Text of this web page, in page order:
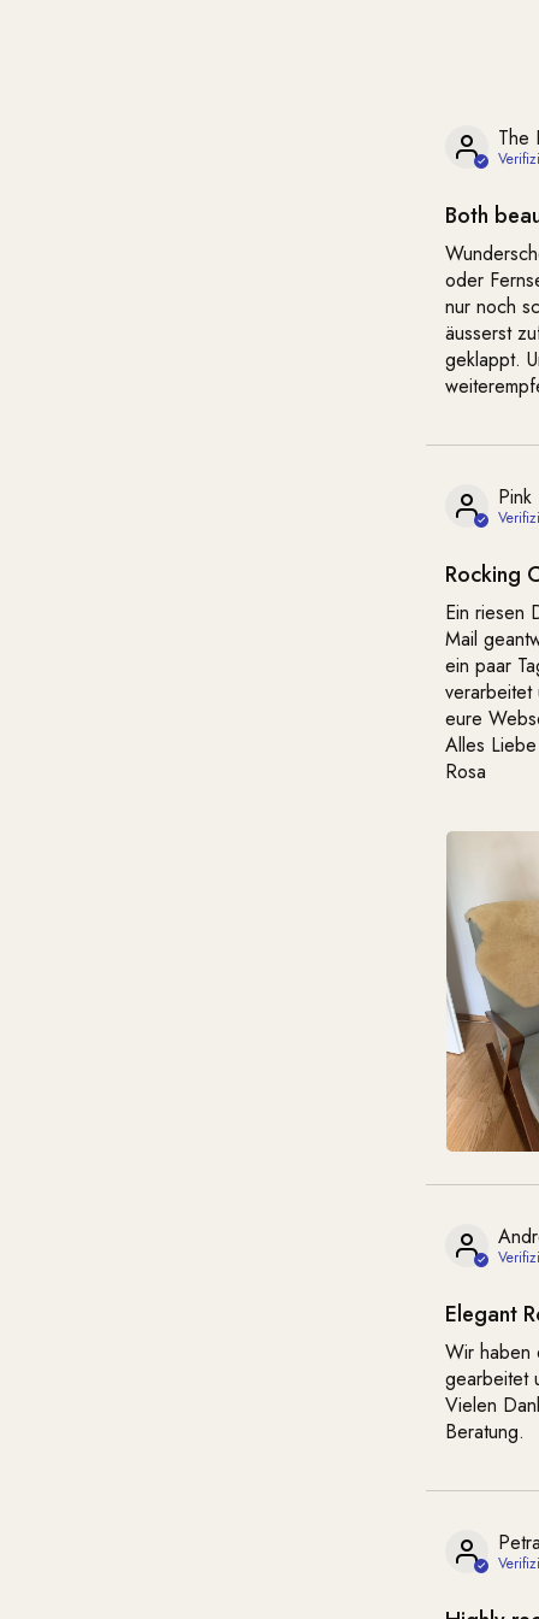
The
Both
oder
nur noch
äusserst
geklappt.
Pink
Rocking
Ein riesen
Mail
ein paar
verarbeitet
eure
Alles Liebe
Rosa
Elegant
Wir haben
gearbeitet
Vielen
Beratung.
Petra